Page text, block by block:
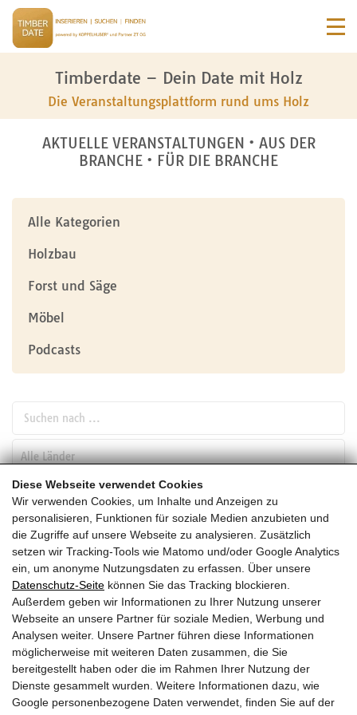
Diese Webseite verwendet Cookies
Wir verwenden Cookies, um Inhalte und Anzeigen zu
personalisieren, Funktionen für soziale Medien anzubieten und
die Zugriffe auf unsere Webseite zu analysieren. Zusätzlich
setzen wir Tracking-Tools wie Matomo und/oder Google Analytics
ein, um anonyme Nutzungsdaten zu erfassen. Über unsere
Datenschutz-Seite können Sie das Tracking blockieren.
Außerdem geben wir Informationen zu Ihrer Nutzung unserer
Webseite an unsere Partner für soziale Medien, Werbung und
Analysen weiter. Unsere Partner führen diese Informationen
möglicherweise mit weiteren Daten zusammen, die Sie
bereitgestellt haben oder die im Rahmen Ihrer Nutzung der
Dienste gesammelt wurden. Weitere Informationen dazu, wie
Google personenbezogene Daten verwendet, finden Sie auf der
Timberdate – Dein Date mit Holz
Die Veranstaltungsplattform rund ums Holz
AKTUELLE VERANSTALTUNGEN • AUS DER
BRANCHE • FÜR DIE BRANCHE
Alle Kategorien
Holzbau
Forst und Säge
Möbel
Podcasts
SUCHEN
November
HEUTE
2026
November 2026
Es wurden leider keine Veranstaltungen gefunden ....